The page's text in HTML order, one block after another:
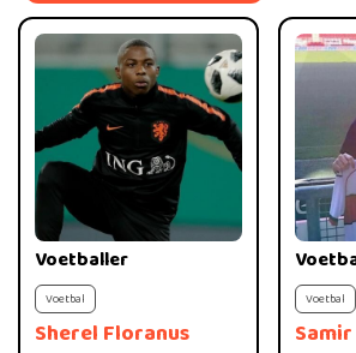
Sherel Floranus
Voetballer
Voetbal Voetbal